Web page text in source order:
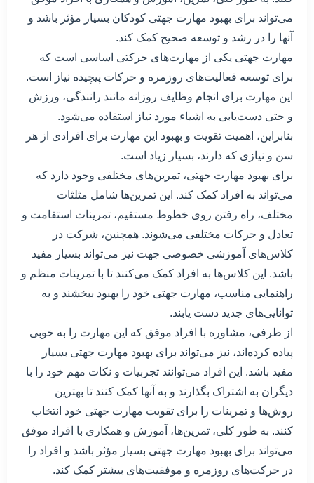
می‌تواند برای بهبود مهارت جهتی کودکان بسیار مؤثر باشد و
آنها را در رشد و توسعه صحیح کمک کند.
مهارت جهتی یکی از مهارت‌های حرکتی اساسی است که
برای توسعه فعالیت‌های روزمره و حرکات پیچیده نیاز است.
این مهارت برای انجام وظایف روزانه مانند رانندگی، ورزش
و حتی دست‌یابی به اشیاء مورد نیاز استفاده می‌شود.
بنابراین، اهمیت تقویت و بهبود این مهارت برای افرادی از هر
سن و نیازی که دارند، بسیار زیاد است.
برای بهبود مهارت جهتی، تمرین‌های مختلفی وجود دارد که
می‌تواند به افراد کمک کند. این تمرین‌ها شامل مثلثات
مختلف، راه رفتن روی خطوط مستقیم، تمرینات استقامت و
تعادل و حرکات مختلفی می‌شوند. همچنین، شرکت در
کلاس‌های آموزشی خصوصی جهت نیز می‌تواند بسیار مفید
باشد. این کلاس‌ها به افراد کمک می‌کنند تا با تمرینات منظم و
راهنمایی مناسب، مهارت جهتی خود را بهبود ببخشند و به
توانایی‌های جدید دست یابند.
از طرفی، مشاوره با افراد موفق که این مهارت را به خوبی
پیاده کرده‌اند، نیز می‌تواند برای بهبود مهارت جهتی بسیار
مفید باشد. این افراد می‌توانند تجربیات و نکات مهم خود را با
دیگران به اشتراک بگذارند و به آنها کمک کنند تا بهترین
روش‌ها و تمرینات را برای تقویت مهارت جهتی خود انتخاب
کنند. به طور کلی، تمرین‌ها، آموزش و همکاری با افراد موفق
می‌تواند برای بهبود مهارت جهتی بسیار مؤثر باشد و افراد را
در حرکت‌های روزمره و موفقیت‌های بیشتر کمک کند.